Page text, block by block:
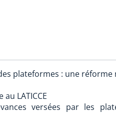
plateformes : une réforme
LATICCE
versées par les